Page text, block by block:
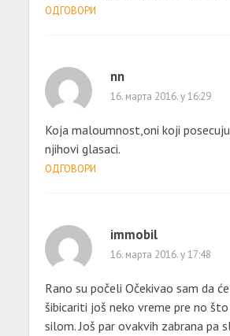
ОДГОВОРИ
nn
16. марта 2016. у 16:29
Koja maloumnost,oni koji
njihovi glasaci.
ОДГОВОРИ
immobil
16. марта 2016. у 17:48
Rano su počeli Očekivao sam da
šibicariti još neko vreme pre no
silom. Još par ovakvih zabrana pa